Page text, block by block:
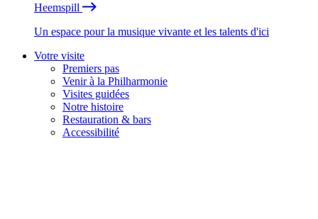
Heemspill
Un espace pour la musique vivante et les talents d'ici
Votre visite
Premiers pas
Venir à la Philharmonie
Visites guidées
Notre histoire
Restauration & bars
Accessibilité